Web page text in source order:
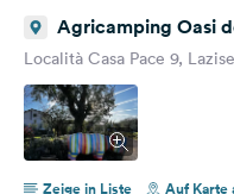
Agricamping Oasi
Località Casa Pace 9,
Zeige in Liste Auf Karte